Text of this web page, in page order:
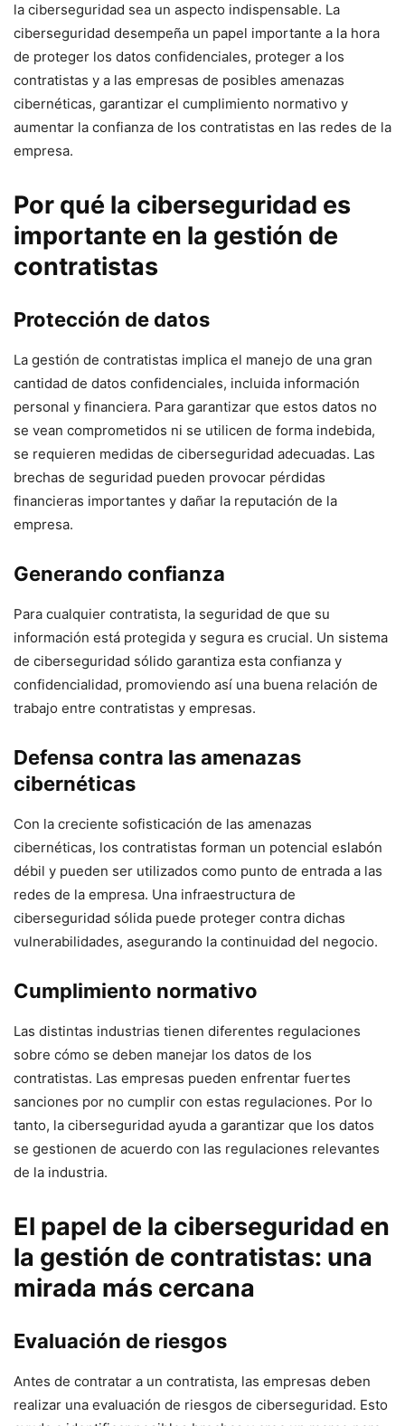
la ciberseguridad⁣ sea⁢ un aspecto indispensable. La
‍ciberseguridad desempeña un papel importante a la hora
de ⁤proteger los datos confidenciales, proteger a los
contratistas y a las empresas de posibles amenazas
‌cibernéticas, garantizar el cumplimiento normativo‍ y
aumentar la confianza de los contratistas ​en ​las redes de la
empresa.
Por qué la ⁤ciberseguridad es
importante en​ la gestión de
contratistas
Protección de datos
La gestión de contratistas implica el manejo de‌ una⁤ gran
cantidad‌ de datos confidenciales, incluida información
personal y financiera. Para⁣ garantizar que estos datos no
se vean comprometidos ni se utilicen⁤ de forma indebida,
se requieren⁣ medidas de ciberseguridad adecuadas. Las
brechas de seguridad⁤ pueden provocar pérdidas‌
financieras importantes y dañar la reputación‌ de la
empresa.
Generando confianza
Para cualquier contratista, la seguridad de que su
información está protegida y segura es crucial. Un sistema
⁤de ciberseguridad sólido garantiza esta‌ confianza y
confidencialidad, promoviendo así una‍ buena​ relación de
⁣trabajo entre ‍contratistas y empresas.
Defensa contra las amenazas
⁣cibernéticas
Con la creciente sofisticación de las amenazas
cibernéticas, los contratistas forman un potencial eslabón
débil y pueden ser utilizados como punto de entrada a las
redes de la empresa. Una infraestructura de
ciberseguridad sólida ‍puede proteger contra dichas
vulnerabilidades, asegurando la continuidad del negocio.
Cumplimiento normativo
Las distintas industrias tienen diferentes regulaciones
sobre ⁤cómo se deben manejar los datos de los
contratistas. Las empresas pueden enfrentar fuertes
sanciones por ⁤no cumplir con estas regulaciones. Por lo
tanto, la ciberseguridad ayuda a garantizar ⁣que los datos
se gestionen de acuerdo con⁤ las regulaciones⁣ relevantes
de la industria.
El papel⁤ de la ciberseguridad en
la gestión‍ de ‍contratistas: una​
mirada‌ más cercana
Evaluación de riesgos
Antes de​ contratar a un contratista, las empresas deben
realizar una evaluación de riesgos de ciberseguridad. Esto